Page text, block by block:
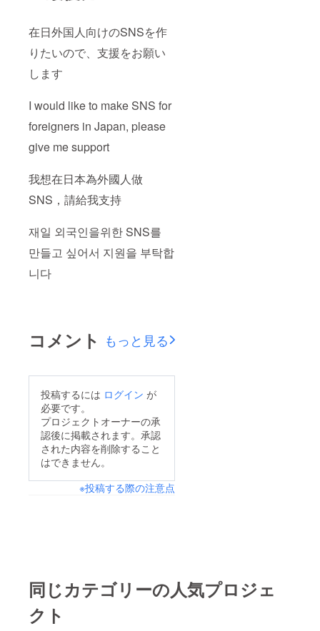
在日外国人向けのSNSを作
りたいので、支援をお願い
します
I would like to make SNS for
foreigners in Japan, please
give me support
我想在日本為外國人做
SNS，請給我支持
재일 외국인을위한 SNS를
만들고 싶어서 지원을 부탁합
니다
コメント もっと見る
投稿するには ログイン が
必要です。
プロジェクトオーナーの承
認後に掲載されます。承認
された内容を削除すること
はできません。
※投稿する際の注意点
同じカテゴリーの人気プロジェ
クト